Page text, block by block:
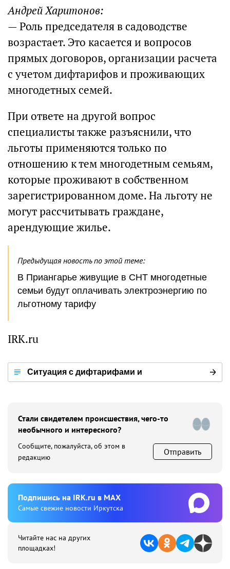
Андрей Харитонов:
— Роль председателя в садоводстве
возрастает. Это касается и вопросов
прямых договоров, организации расчета
с учетом дифтарифов и проживающих
многодетных семей.
При ответе на другой вопрос
специалисты также разъяснили, что
льготы применяются только по
отношению к тем многодетным семьям,
которые проживают в собственном
зарегистрированном доме. На льготу не
могут рассчитывать граждане,
арендующие жилье.
Предыдущая новость по этой теме:
В Приангарье живущие в СНТ многодетные
семьи будут оплачивать электроэнергию по
льготному тарифу
IRK.ru
Ситуация с дифтарифами и
Стали свидетелем происшествия, чего-то
необычного и интересного?
Сообщите, пожалуйста, об этом в
редакцию
Отправить
Подпишиcь на IRK.ru в MAX
Cамые свежие новости Иркутска
Читайте нас на других
площадках!